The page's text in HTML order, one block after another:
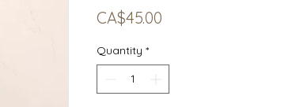
CA$45.00
Quantity *